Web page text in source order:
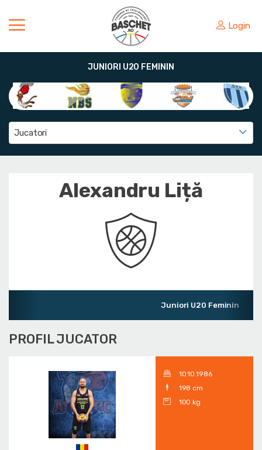
Login
JUNIORI U20 FEMININ
Jucatori
Alexandru Liță
Juniori U20 Feminin
PROFIL JUCATOR
10.10.1986
198 cm
100 kg